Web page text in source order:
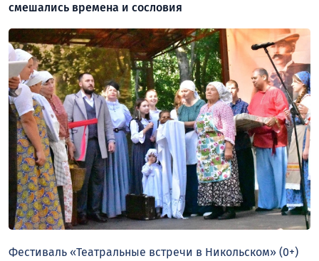
смешались времена и сословия
Фестиваль «Театральные встречи в Никольском» (0+)